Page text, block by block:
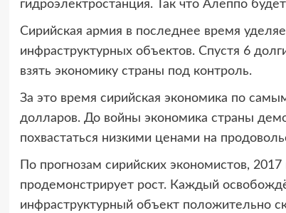
гидроэлектростанция. Так что Алеппо
Сирийская армия в последнее время
инфраструктурных объектов. Спустя 6
взять экономику страны под контроль.
За это время сирийская экономика по
долларов. До войны экономика страны
похвастаться низкими ценами на
По прогнозам сирийских экономистов,
продемонстрирует рост. Каждый
инфраструктурный объект положительно